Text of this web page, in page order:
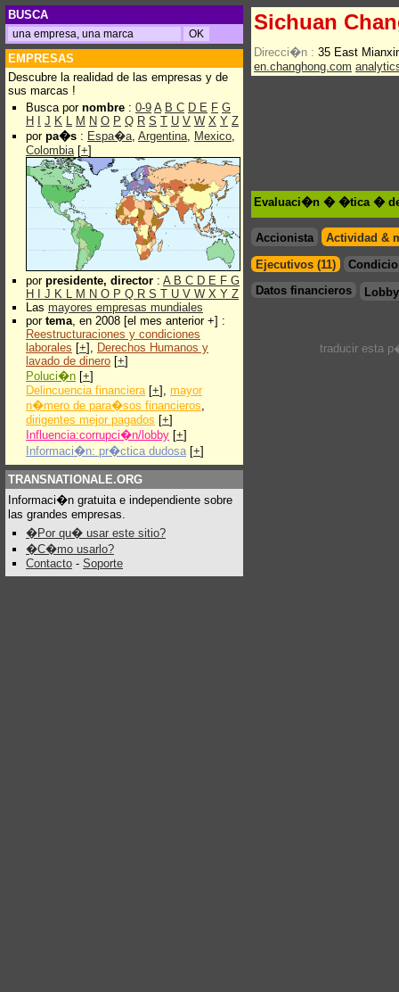
BUSCA
EMPRESAS
Descubre la realidad de las empresas y de
sus marcas !
Busca por nombre : 0-9 A B C D E F G
H
J K L M N O P Q R S T U V W X Y Z
por pa�s : Espa�a, Argentina, Mexico,
Colombia[+]
por presidente, director : A B C D E F G
H
J K L M N O P Q R S T U V W X Y Z
Las mayores empresas mundiales
por tema, en 2008 [el mes anterior +] :
Reestructuraciones y condiciones
laborales [+], Derechos Humanos y
lavado de dinero [+]
Poluci�n [+]
Delincuencia financiera[+], mayor
n�mero de para�sos financieros,
dirigentes mejor pagados [+]
Influencia:corrupci�n/lobby [+]
Informaci�n: pr�ctica dudosa [+]
TRANSNATIONALE.ORG
Informaci�n gratuita e independiente sobre
las grandes empresas.
�Por qu� usar este sitio?
�C�mo usarlo?
Contacto - Soporte
Sichuan
Direcci�n : 35 East
en.changhong.com
Evaluaci�n � �tica �
Accionista
Actividad &
Ejecutivos (11)
Datos financieros
traducir esta